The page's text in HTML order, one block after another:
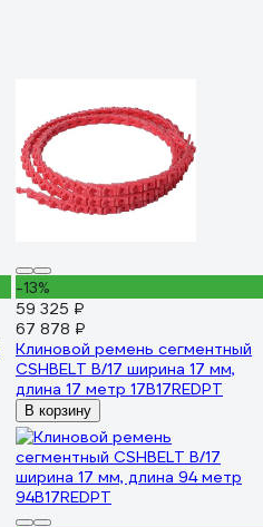
-13%
59 325 ₽
67 878 ₽
Клиновой ремень сегментный
CSHBELT B/17 ширина 17 мм,
длина 17 метр 17B17REDPT
В корзину